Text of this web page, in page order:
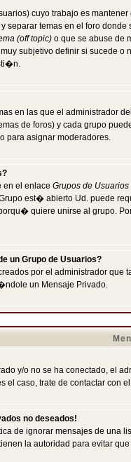
cuyo trabajo es
separar temas en el foro
(off topic) o que se abuse de
subjetivo definir si sucede
en las que el administrador
de foros) y cada grupo
para asignar moderadores.
en el enlace Grupos de Usuarios
est� abierto Ud. puede
quiere unirse al grupo.
un Grupo de Usuarios?
por el administrador
un Mensaje Privado.
y/o no se ha conectado, el
el caso, trate de contactar con
no deseados!
de ignorar mensajes de una
la autoridad para evitar